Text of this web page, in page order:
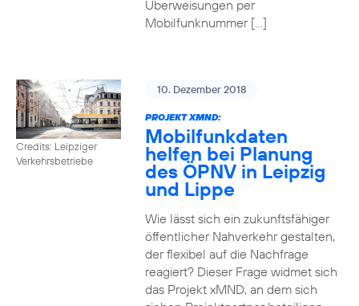
Überweisungen per
Mobilfunknummer […]
Credits: Leipziger
Verkehrsbetriebe
10. Dezember 2018
PROJEKT XMND:
Mobilfunkdaten
helfen bei Planung
des ÖPNV in Leipzig
und Lippe
Wie lässt sich ein zukunftsfähiger
öffentlicher Nahverkehr gestalten,
der flexibel auf die Nachfrage
reagiert? Dieser Frage widmet sich
das Projekt xMND, an dem sich